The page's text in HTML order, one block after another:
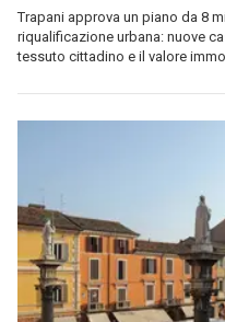
Trapani approva un piano da 8
riqualificazione urbana: nuove
tessuto cittadino e il valore